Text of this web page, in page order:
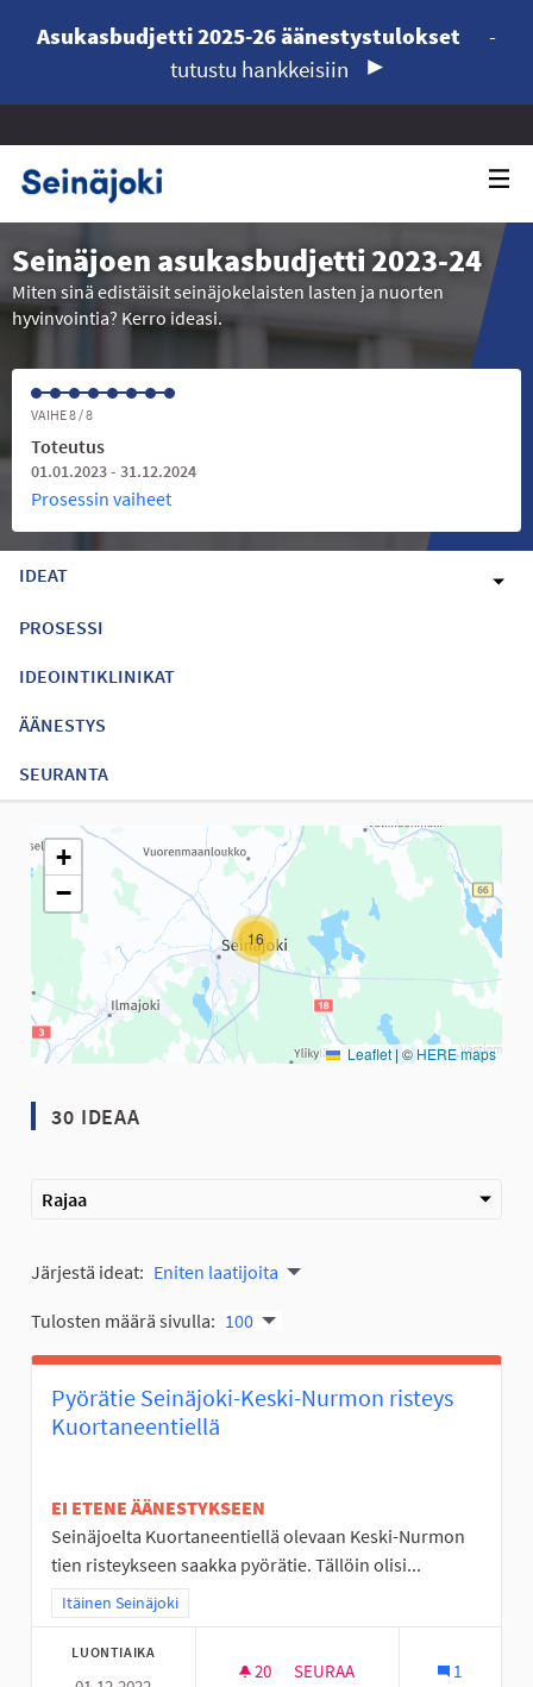
Asukasbudjetti 2025-26 äänestystulokset
-
tutustu hankkeisiin
Seinäjoen asukasbudjetti 2023-24
Miten sinä edistäisit seinäjokelaisten lasten ja nuorten
hyvinvointia? Kerro ideasi.
VAIHE 8 / 8
Toteutus
01.01.2023 - 31.12.2024
Prosessin vaiheet
IDEAT
PROSESSI
IDEOINTIKLINIKAT
ÄÄNESTYS
SEURANTA
Seuraavassa elementissä on kartta, joka esittää tämän sivun
16
+
−
Leaflet | ©HERE maps
30 IDEAA
Rajaa
Järjestä ideat: Eniten laatijoita
Tulosten määrä sivulla: 100
Pyörätie Seinäjoki-Keski-Nurmon risteys
Kuortaneentiellä
EI ETENE ÄÄNESTYKSEEN
Seinäjoelta Kuortaneentiellä olevaan Keski-Nurmon
tien risteykseen saakka pyörätie. Tällöin olisi...
Rajaa tulokset teeman mukaan: Itäinen Seinäjoki
Itäinen Seinäjoki
LUONTIAIKA
20 20 SEURAAJAA
SEURAA 1